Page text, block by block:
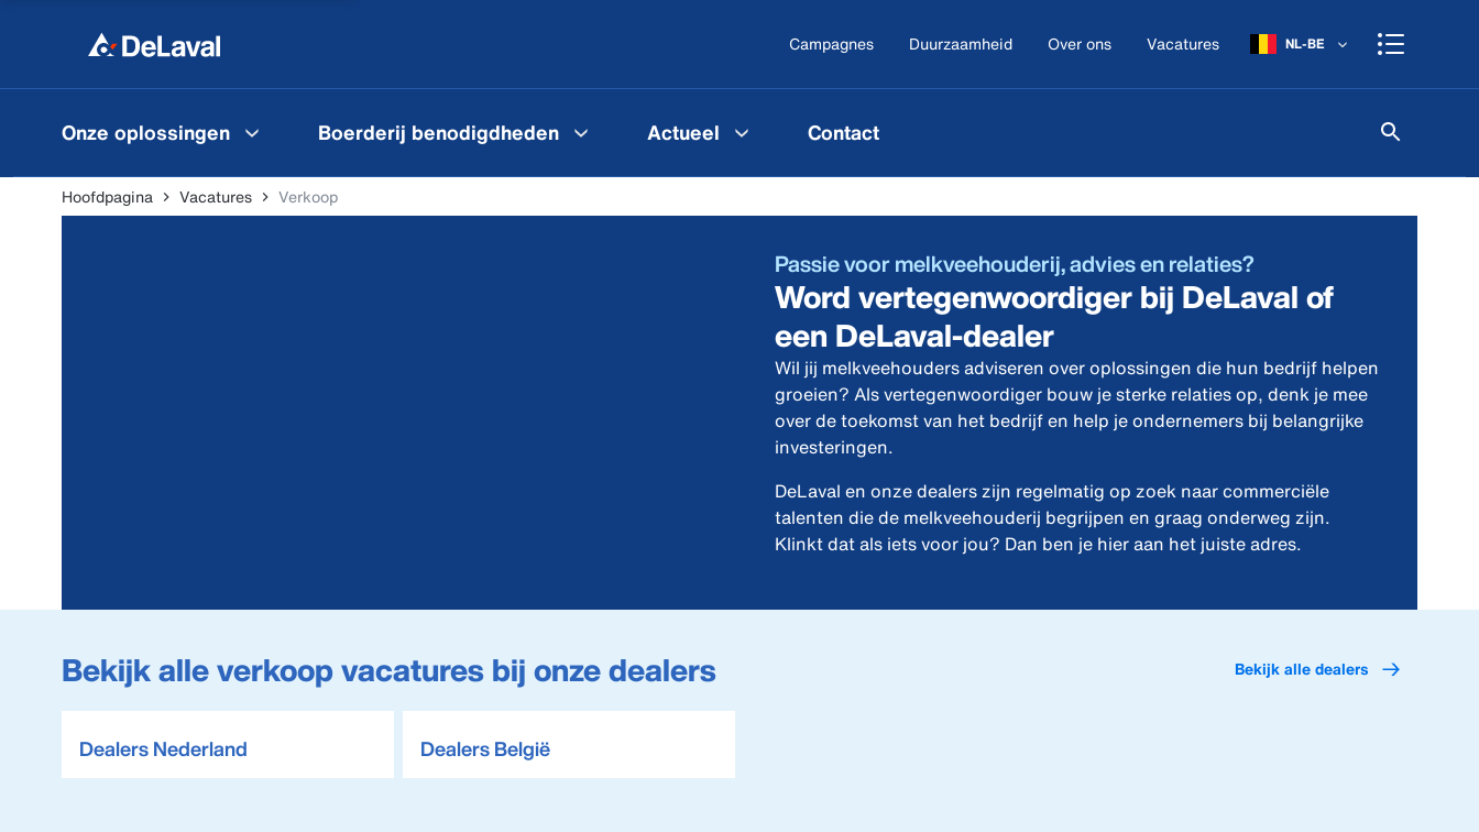
Campagnes Duurzaamheid Over ons Vacatures NL-BE
Onze oplossingen Boerderij benodigdheden Actueel Contact
Hoofdpagina Vacatures Verkoop
Passie voor melkveehouderij, advies en relaties?
Word vertegenwoordiger bij DeLaval of
een DeLaval-dealer
Wil jij melkveehouders adviseren over oplossingen die hun bedrijf helpen
groeien? Als vertegenwoordiger bouw je sterke relaties op, denk je mee
over de toekomst van het bedrijf en help je ondernemers bij belangrijke
investeringen.
DeLaval en onze dealers zijn regelmatig op zoek naar commerciële
talenten die de melkveehouderij begrijpen en graag onderweg zijn.
Klinkt dat als iets voor jou? Dan ben je hier aan het juiste adres.
Bekijk alle verkoop vacatures bij onze dealers Bekijk alle dealers
Dealers Nederland Dealers België